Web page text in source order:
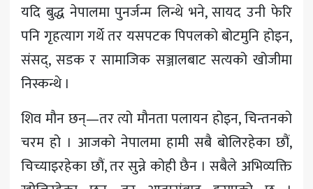
यदि बुद्ध नेपालमा पुनर्जन्म लिन्थे भने, सायद उनी फेरि
पनि गृहत्याग गर्थे तर यसपटक पिपलको बोटमुनि होइन,
संसद्, सडक र सामाजिक सञ्जालबाट सत्यको खोजीमा
निस्कन्थे ।
शिव मौन छन्—तर त्यो मौनता पलायन होइन, चिन्तनको
चरम हो । आजको नेपालमा हामी सबै बोलिरहेका छौं,
चिच्याइरहेका छौं, तर सुन्ने कोही छैन । सबैले अभिव्यक्ति